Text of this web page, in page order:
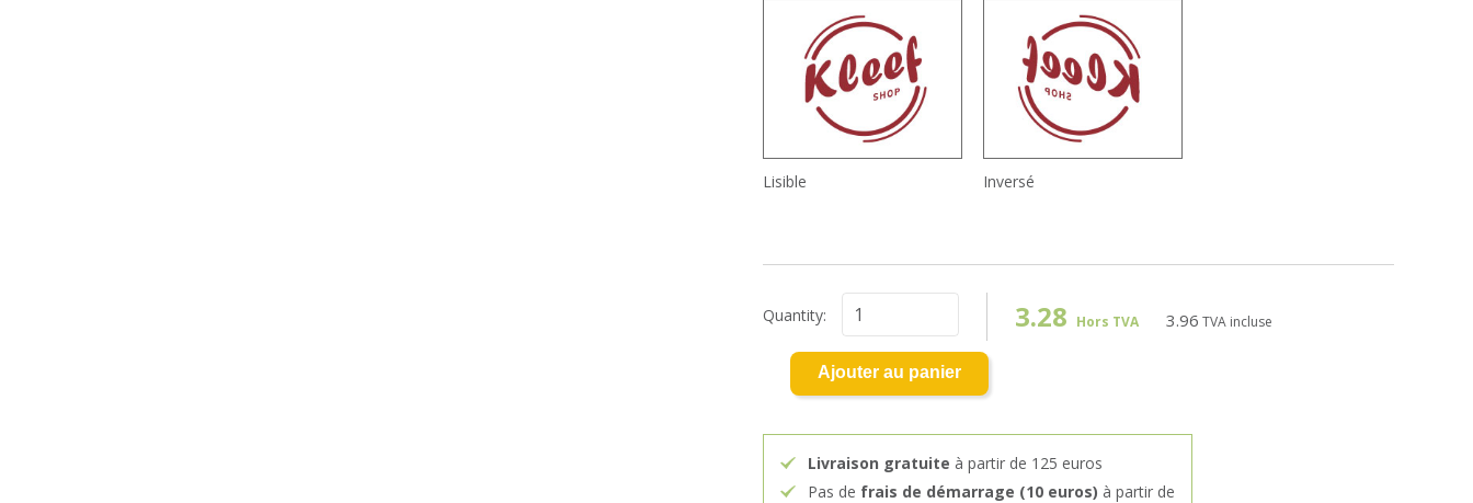
Lisible Inversé
Quantity: 3.28 Hors TVA 3.96 TVA incluse
Ajouter au panier
Livraison gratuite à partir de 125 euros
Pas de frais de démarrage (10 euros) à partir de